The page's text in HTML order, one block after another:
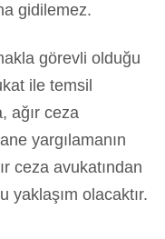
gidilemez.
görevli olduğu
ile temsil
ağır ceza
yargılamanın
ceza avukatından
yaklaşım olacaktır.